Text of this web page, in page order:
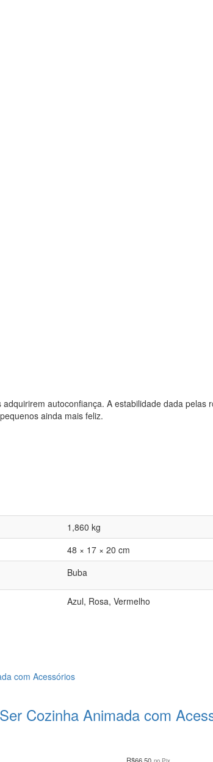
autoconfiança. A estabilidade dada
ainda mais feliz.
1,860 kg
48 × 17 × 20 cm
Buba
Azul, Rosa, Vermelho
Cozinha Animada com